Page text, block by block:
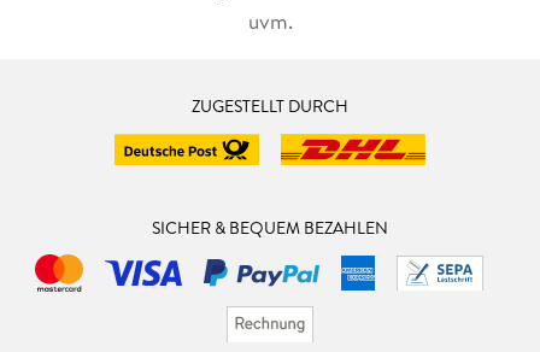
uvm.
ZUGESTELLT DURCH
SICHER & BEQUEM BEZAHLEN